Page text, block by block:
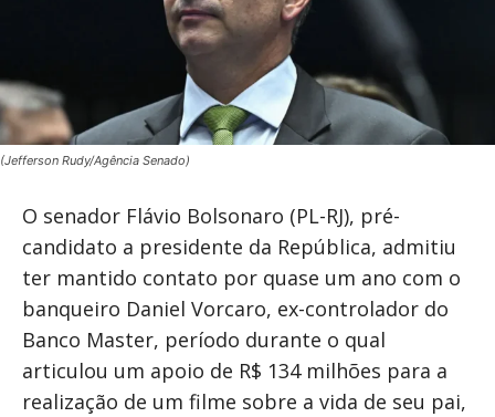
(Jefferson Rudy/Agência Senado)
O senador Flávio Bolsonaro (PL-RJ), pré-
candidato a presidente da República, admitiu
ter mantido contato por quase um ano com o
banqueiro Daniel Vorcaro, ex-controlador do
Banco Master, período durante o qual
articulou um apoio de R$ 134 milhões para a
realização de um filme sobre a vida de seu pai,